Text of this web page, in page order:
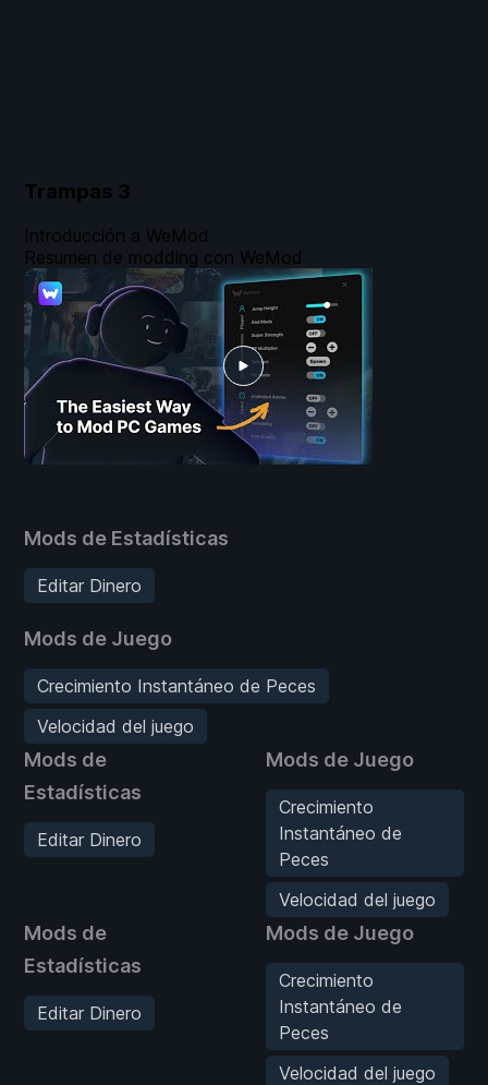
Trampas 3
Mods de Estadísticas
Editar Dinero
Mods de Juego
Crecimiento Instantáneo de Peces
Velocidad del juego
Mods de
Estadísticas
Editar Dinero
Mods de Juego
Crecimiento
Instantáneo de
Peces
Velocidad del juego
Mods de
Estadísticas
Editar Dinero
Mods de Juego
Crecimiento
Instantáneo de
Peces
Velocidad del juego
Introducción a WeMod
Resumen de modding con WeMod